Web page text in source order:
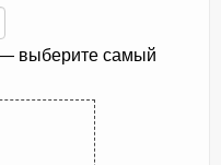
выберите самый